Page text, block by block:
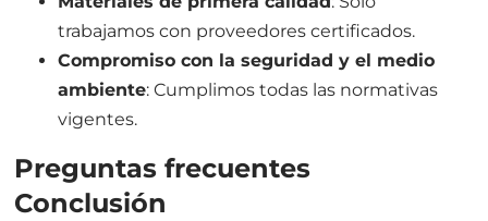
trabajamos con proveedores certificados.
Compromiso con la seguridad y el medio
ambiente: Cumplimos todas las normativas
vigentes.
Preguntas frecuentes
Conclusión